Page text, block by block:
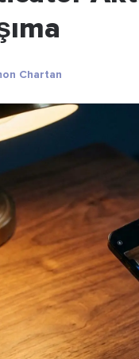
Chartan